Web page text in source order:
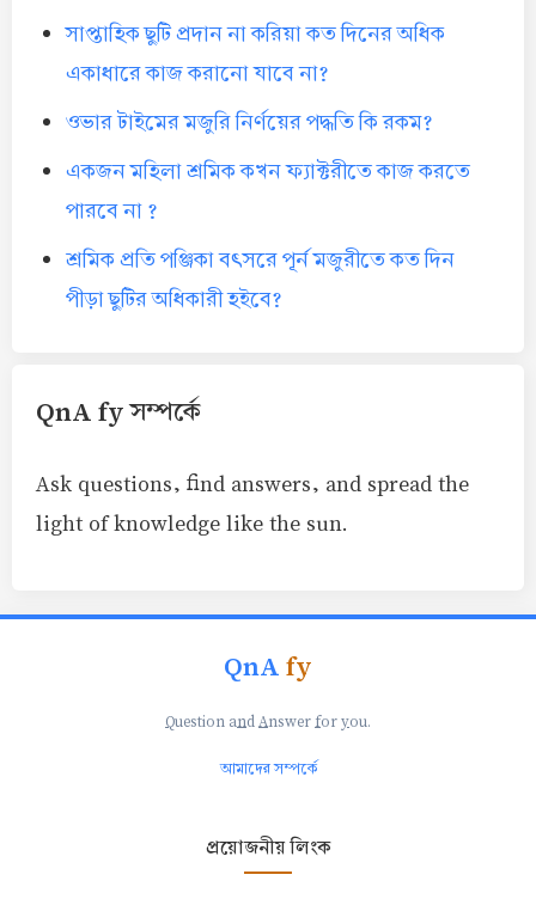
সাপ্তাহিক ছুটি প্রদান না করিয়া কত দিনের অধিক
একাধারে কাজ করানো যাবে না?
ওভার টাইমের মজুরি নির্ণয়ের পদ্ধতি কি রকম?
একজন মহিলা শ্রমিক কখন ফ্যাক্টরীতে কাজ করতে
পারবে না ?
শ্রমিক প্রতি পঞ্জিকা বৎসরে পূর্ন মজুরীতে কত দিন
পীড়া ছুটির অধিকারী হইবে?
QnA fy সম্পর্কে
Ask questions, find answers, and spread the
light of knowledge like the sun.
QnAfy
Question andAnswer foryou.
আমাদের সম্পর্কে
প্রয়োজনীয় লিংক